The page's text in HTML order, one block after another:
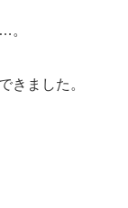
。
きました。